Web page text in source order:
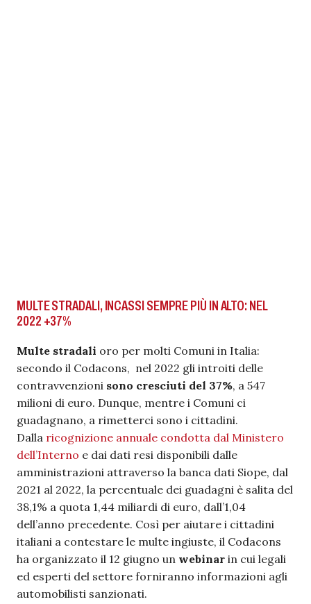
MULTE STRADALI, INCASSI SEMPRE PIÙ IN ALTO: NEL
2022 +37%
Multe stradali oro per molti Comuni in Italia:
secondo il Codacons, nel 2022 gli introiti delle
contravvenzioni sono cresciuti del 37%, a 547
milioni di euro. Dunque, mentre i Comuni ci
guadagnano, a rimetterci sono i cittadini.
Dalla ricognizione annuale condotta dal Ministero
dell’Interno e dai dati resi disponibili dalle
amministrazioni attraverso la banca dati Siope, dal
2021 al 2022, la percentuale dei guadagni è salita del
38,1% a quota 1,44 miliardi di euro, dall’1,04
dell’anno precedente. Così per aiutare i cittadini
italiani a contestare le multe ingiuste, il Codacons
ha organizzato il 12 giugno un webinar in cui legali
ed esperti del settore forniranno informazioni agli
automobilisti sanzionati.